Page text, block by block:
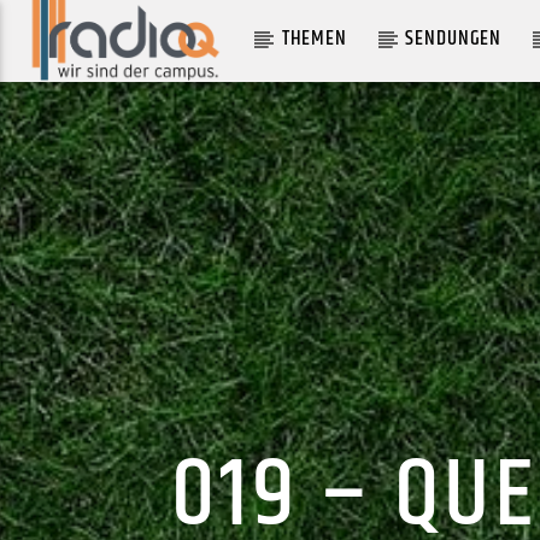
THEMEN SENDUNGEN
AKTUELLER TRACK
NUMBER ONE RULE
MEGAN THEE STALLION
019 –